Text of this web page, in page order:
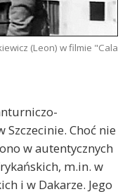
(Leon) w filmie "Cala
Szczecinie. Choć nie
w autentycznych
m.in. w
i w Dakarze. Jego